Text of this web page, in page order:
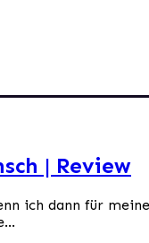
| Review
ich dann für